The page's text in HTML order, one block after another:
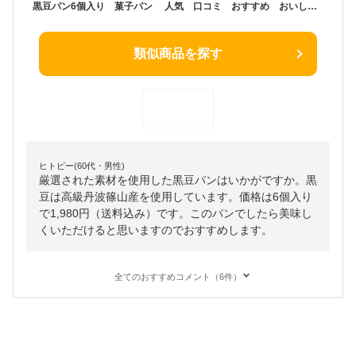
黒豆パン6個入り 菓子パン 人気 口コミ おすすめ おいしい お取り寄せ 丹波 高級 こだわり丹波のこだわり高級食パン専門店
類似商品を探す
ヒトピー(60代・男性)
厳選された素材を使用した黒豆パンはいかがですか。黒
豆は高級丹波篠山産を使用しています。価格は6個入り
で1,980円（送料込み）です。このパンでしたら美味し
くいただけると思いますのでおすすめします。
全てのおすすめコメント（6件）